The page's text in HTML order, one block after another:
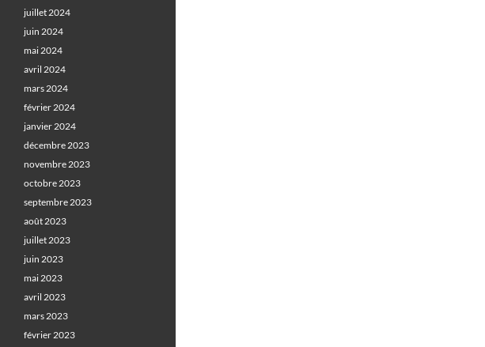
juillet 2024
juin 2024
mai 2024
avril 2024
mars 2024
février 2024
janvier 2024
décembre 2023
novembre 2023
octobre 2023
septembre 2023
août 2023
juillet 2023
juin 2023
mai 2023
avril 2023
mars 2023
février 2023